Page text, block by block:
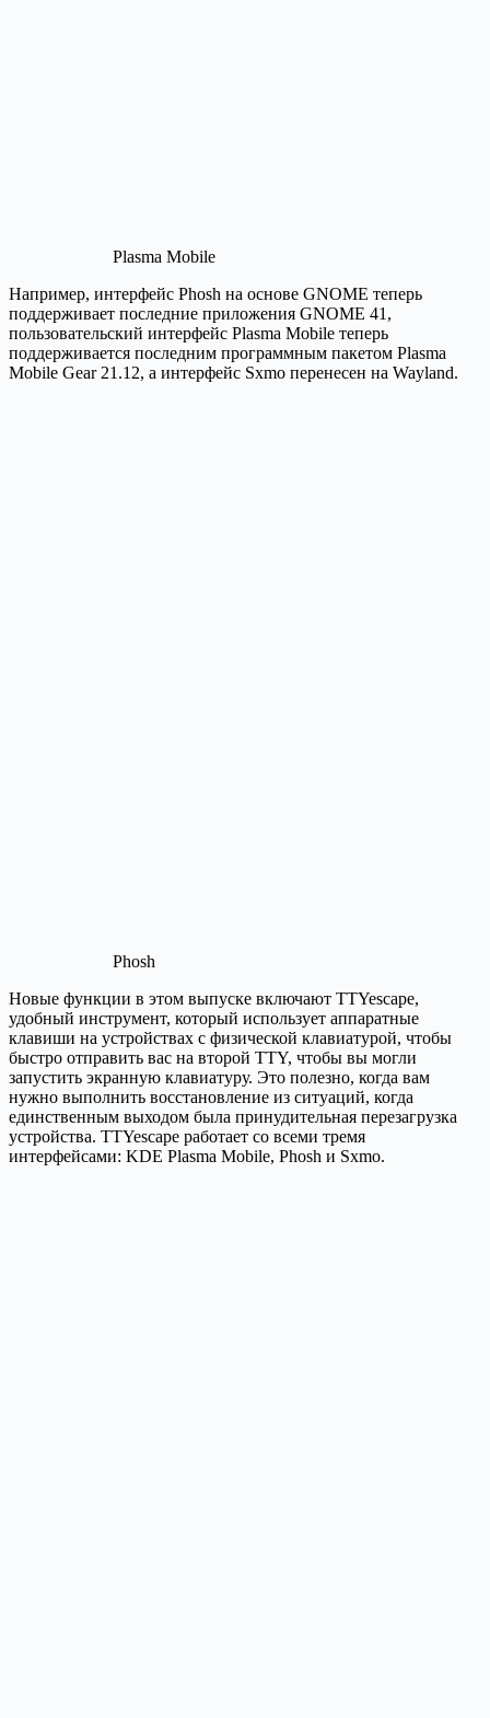
Plasma Mobile
Например, интерфейс Phosh на основе GNOME теперь
поддерживает последние приложения GNOME 41,
пользовательский интерфейс Plasma Mobile теперь
поддерживается последним программным пакетом Plasma
Mobile Gear 21.12, а интерфейс Sxmo перенесен на Wayland.
Phosh
Новые функции в этом выпуске включают TTYescape,
удобный инструмент, который использует аппаратные
клавиши на устройствах с физической клавиатурой, чтобы
быстро отправить вас на второй TTY, чтобы вы могли
запустить экранную клавиатуру. Это полезно, когда вам
нужно выполнить восстановление из ситуаций, когда
единственным выходом была принудительная перезагрузка
устройства. TTYescape работает со всеми тремя
интерфейсами: KDE Plasma Mobile, Phosh и Sxmo.